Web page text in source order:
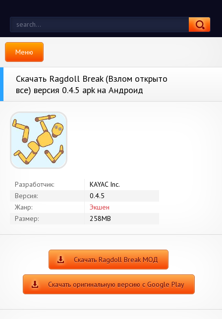
Меню
Скачать Ragdoll Break (Взлом открыто
все) версия 0.4.5 apk на Андроид
Разработчик:
KAYAC Inc.
Версия:
0.4.5
Жанр:
Экшен
Размер:
258MB
Скачать Ragdoll Break МОД
Скачать оригинальную версию с Google Play